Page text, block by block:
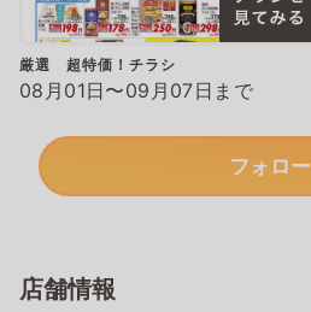
厳選 超特価！チラシ
08月01日〜09月07日まで
フォロー
店舗情報